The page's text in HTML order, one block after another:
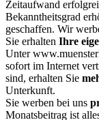
Zeitaufwand
Bekanntheitsgrad
geschaffen. Wir
Sie erhalten Ihre
Unter
sofort im Internet
sind, erhalten Sie
Unterkunft.
Sie werben bei uns
Monatsbeitrag ist